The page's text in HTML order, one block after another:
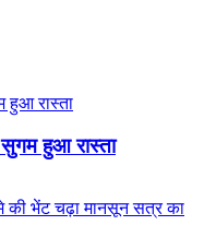
हुआ रास्ता